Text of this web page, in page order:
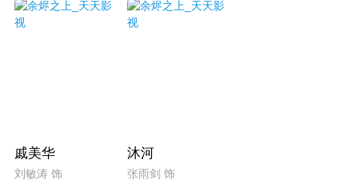
戚美华
刘敏涛 饰
沐河
张雨剑 饰